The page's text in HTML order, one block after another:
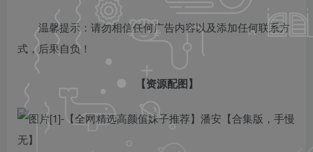
温馨提示：请勿相信任何广告内容以及添加任何联系方
式，后果自负！
【资源配图】